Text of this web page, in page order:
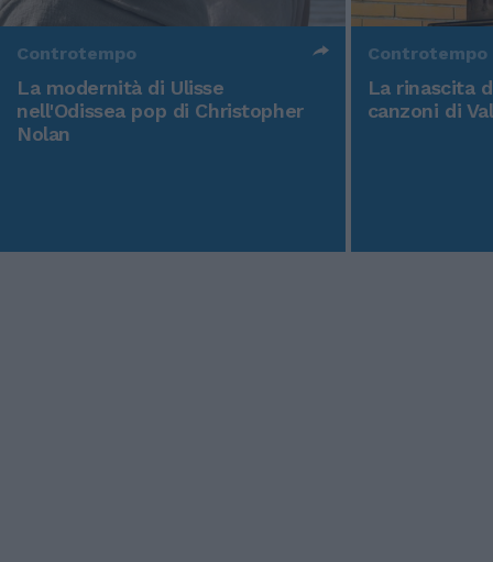
Controtempo
La modernità di Ulisse
nell'Odissea pop di Christopher
Nolan
Controtempo
La rinascita
canzoni di